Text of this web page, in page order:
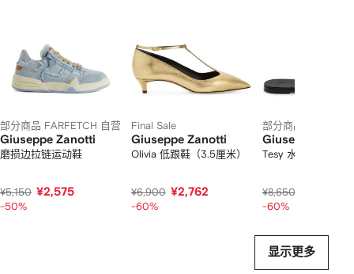
部分商品 FARFETCH 自营
Giuseppe Zanotti
磨损边拉链运动鞋
¥5,150 ¥2,575
-50%
Final Sale
Giuseppe Zanotti
Olivia 低跟鞋（3.5厘米）
¥6,900 ¥2,762
-60%
部分商品
Giuseppe
Tesy 水钻缀饰缎面
¥8,650
-60%
显示更多